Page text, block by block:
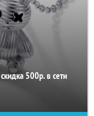
500р. в сети